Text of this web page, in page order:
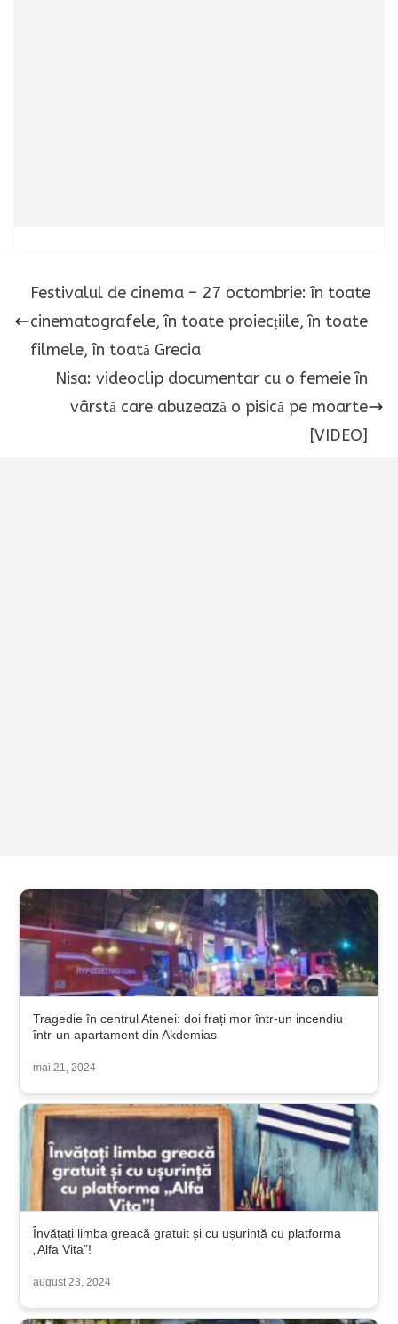
Festivalul de cinema – 27 octombrie: în toate
cinematografele, în toate proiecțiile, în toate
filmele, în toată Grecia
Nisa: videoclip documentar cu o femeie în
vârstă care abuzează o pisică pe moarte
[VIDEO]
Tragedie în centrul Atenei: doi frați mor într-un incendiu
într-un apartament din Akdemias
mai 21, 2024
Învățați limba greacă gratuit și cu ușurință cu platforma
„Alfa Vita”!
august 23, 2024